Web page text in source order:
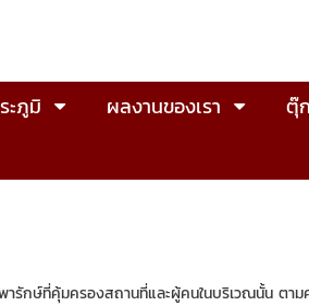
ะภูมิ ผลงานของเรา
ตุ๊
กษ์ที่คุ้มครองสถานที่และผู้คนในบริเวณนั้น ตามค